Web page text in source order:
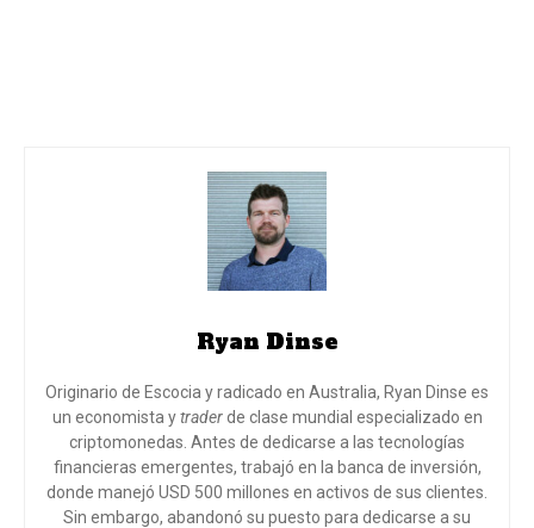
Ryan Dinse
Originario de Escocia y radicado en Australia, Ryan Dinse es
un economista ytraderde clase mundial especializado en
criptomonedas. Antes de dedicarse a las tecnologías
financieras emergentes, trabajó en la banca de inversión,
donde manejó USD 500 millones en activos de sus clientes.
Sin embargo, abandonó su puesto para dedicarse a su